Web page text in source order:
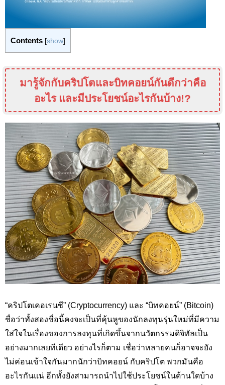
Contents [show]
มารู้จักกับคริปโตและบิทคอยน์กันดีกว่าคือ
อะไร และมีประโยชน์อะไรกันบ้าง!?
“คริปโตเคอเรนซี” (Cryptocurrency) และ “บิทคอยน์” (Bitcoin)
ชื่อว่าทั้งสองชื่อนี้คงจะเป็นที่คุ้นหูของนักลงทุนรุ่นใหม่ที่มีความ
ใส่ใจในเรื่องของการลงทุนที่เกิดขึ้นจากนวัตกรรมดิจิทัลเป็น
อย่างมากเลยทีเดียว อย่างไรก็ตาม เชื่อว่าหลายคนก็อาจจะยัง
ไม่ค่อนเข้าใจกันมากนักว่าบิทคอยน์ กับคริปโต พวกมันคือ
อะไรกันแน่ อีกทั้งยังสามารถนำไปใช้ประโยชน์ในด้านใดบ้าง